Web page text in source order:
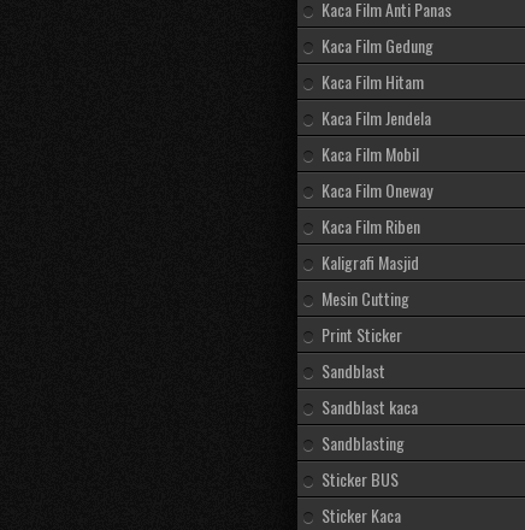
Kaca Film Anti Panas
Kaca Film Gedung
Kaca Film Hitam
Kaca Film Jendela
Kaca Film Mobil
Kaca Film Oneway
Kaca Film Riben
Kaligrafi Masjid
Mesin Cutting
Print Sticker
Sandblast
Sandblast kaca
Sandblasting
Sticker BUS
Sticker Kaca